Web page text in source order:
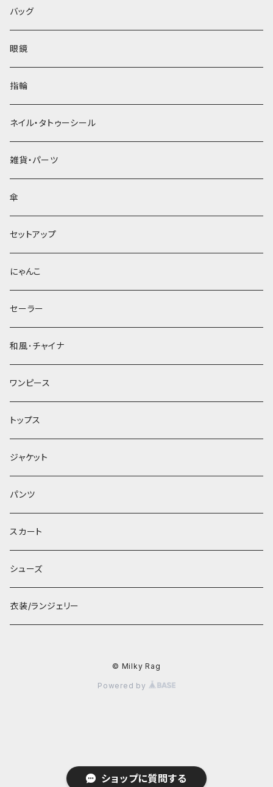
ショップに質問する
バッグ
眼鏡
指輪
ネイル・タトゥーシール
雑貨・パーツ
傘
セットアップ
にゃんこ
セーラー
和風･チャイナ
ワンピース
トップス
ジャケット
パンツ
スカート
シューズ
衣装/ランジェリー
© Milky Rag
Powered by